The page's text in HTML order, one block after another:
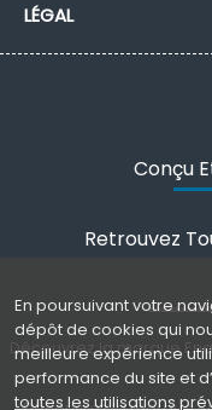
En poursuivant votre
dépôt de cookies qui
meilleure expérience
performance du site et
toutes les utilisations
LÉGAL
Conçu
Retrouvez
Découvrez la marque